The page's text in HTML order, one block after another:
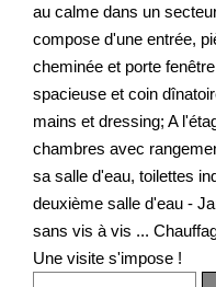
au calme dans un
compose d'une entrée,
cheminée et porte
spacieuse et coin
mains et dressing; A
chambres avec
sa salle d'eau, toilettes
deuxième salle d'eau -
sans vis à vis ...
Une visite s'impose !